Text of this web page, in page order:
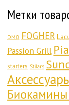
Метки
DMO FOGHER
Passion Grill
starters Stilars